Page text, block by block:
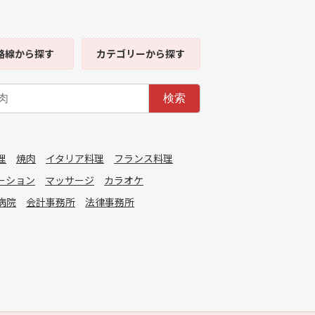
線から探す カテゴリーから探す
検索
焼肉 イタリア料理
フランス料理
ション マッサージ
カラオケ
院 会計事務所 法律事務所